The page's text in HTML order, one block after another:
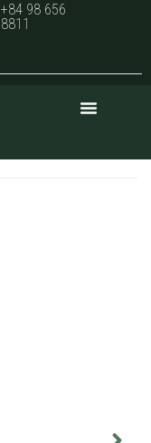
+84 98 656
8811